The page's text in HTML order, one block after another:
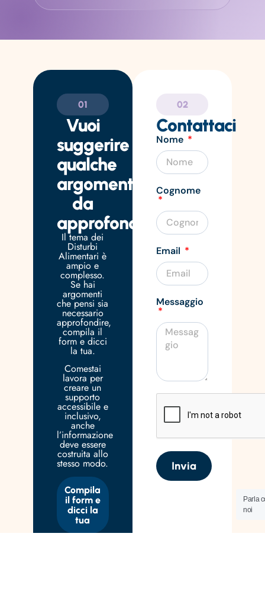
01
Vuoi
suggerire
qualche
argomento
da
approfondire?
Il tema dei
Disturbi
Alimentari è
ampio e
complesso.
Se hai
argomenti
che pensi sia
necessario
approfondire,
compila il
form e dicci
la tua.
Comestai
lavora per
creare un
supporto
accessibile e
inclusivo,
anche
l’informazione
deve essere
costruita allo
stesso modo.
Compila
il form e
dicci la
tua
02
Contattaci
Nome
Cognome
Email
Messaggio
Invia
Parla
noi